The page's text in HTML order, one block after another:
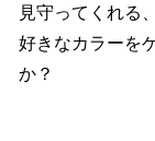
見守ってくれる
好きなカラーを
か？